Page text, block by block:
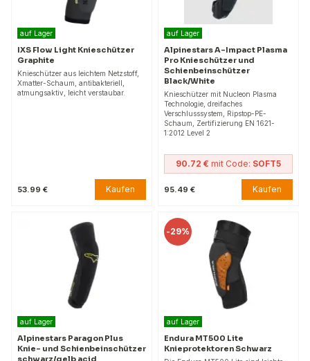
auf Lager
IXS Flow Light Knieschützer
Graphite
Knieschützer aus leichtem Netzstoff,
Xmatter-Schaum, antibakteriell,
atmungsaktiv, leicht verstaubar.
53.99 € Kaufen
auf Lager
Alpinestars A-Impact Plasma
Pro Knieschützer und
Schienbeinschützer
Black/White
Knieschützer mit Nucleon Plasma
Technologie, dreifaches
Verschlusssystem, Ripstop-PE-
Schaum, Zertifizierung EN 1621-
1:2012 Level 2
90.72 € mit Code: SOFT5
95.49 € Kaufen
auf Lager
Alpinestars Paragon Plus
Knie- und Schienbeinschützer
schwarz/gelb acid
-29%
auf Lager
Endura MT500 Lite
Knieprotektoren Schwarz